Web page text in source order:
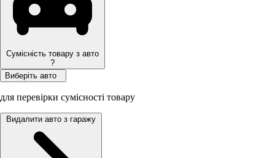
Сумісність товару з авто
?
Виберіть авто
для перевірки сумісності товару
Видалити авто з гаражу